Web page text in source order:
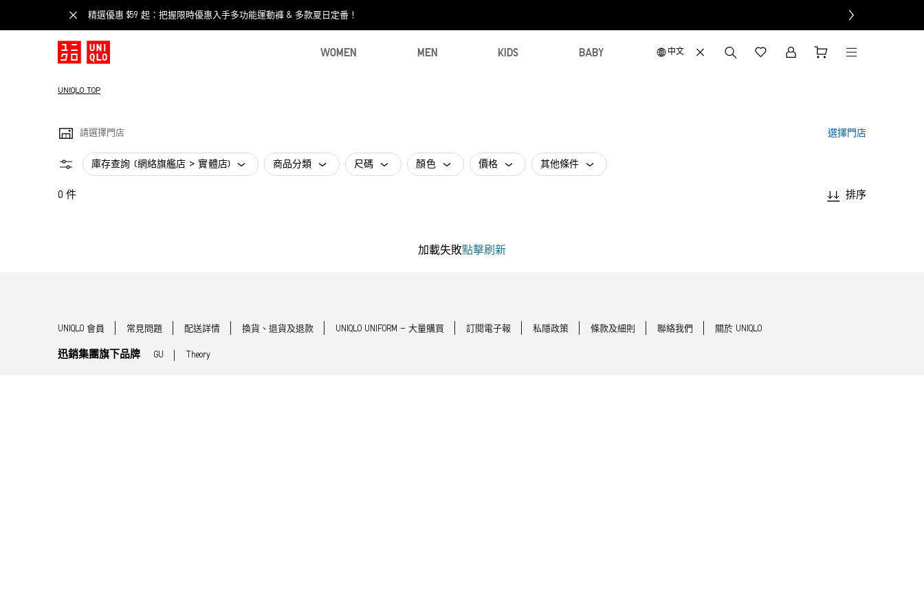
精選優惠 $59 起：把握限時優惠入手多功能運動褲 & 多款夏日定番！​
WOMEN MEN KIDS BABY 中文
UNIQLO TOP
請選擇門店 選擇門店
庫存查詢 (網絡旗艦店 > 實體店) 商品分類 尺碼 顏色 價格 其他條件
0 件 排序
加載失敗點擊刷新
UNIQLO 會員 常見問題 配送詳情 換貨、退貨及退款 UNIQLO UNIFORM - 大量購買 訂閱電子報 私隱政策 條款及細則 聯絡我們 關於 UNIQLO
迅銷集團旗下品牌 GU Theory